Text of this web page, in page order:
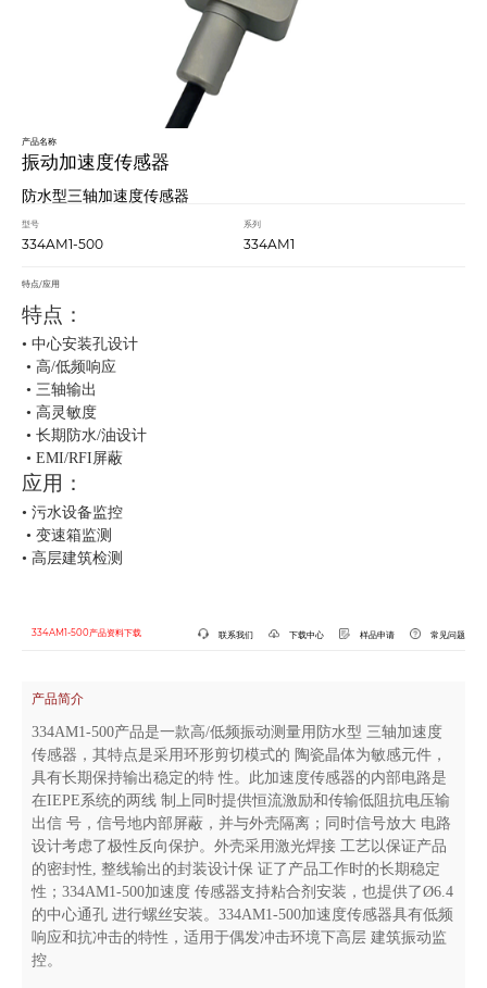
产品名称
振动加速度传感器
防水型三轴加速度传感器
型号
334AM1-500
系列
334AM1
特点/应用
特点：
• 中心安装孔设计
• 高/低频响应
• 三轴输出
• 高灵敏度
• ⻓期防水/油设计
• EMI/RFI屏蔽
应用：
• 污水设备监控
• 变速箱监测
• 高层建筑检测
334AM1-500产品资料下载 联系我们 下载中心 样品申请 常见问题
产品简介
334AM1-500产品是一款高/低频振动测量用防水型 三轴加速度
传感器，其特点是采用环形剪切模式的 陶瓷晶体为敏感元件，
具有⻓期保持输出稳定的特 性。此加速度传感器的内部电路是
在IEPE系统的两线 制上同时提供恒流激励和传输低阻抗电压输
出信 号，信号地内部屏蔽，并与外壳隔离；同时信号放大 电路
设计考虑了极性反向保护。外壳采用激光焊接 工艺以保证产品
的密封性, 整线输出的封装设计保 证了产品工作时的⻓期稳定
性；334AM1-500加速度 传感器支持粘合剂安装，也提供了Ø6.4
的中心通孔 进行螺丝安装。334AM1-500加速度传感器具有低频
响应和抗冲击的特性，适用于偶发冲击环境下高层 建筑振动监
控。